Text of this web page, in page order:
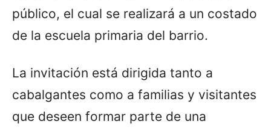
público, el cual se realizará a un costado
de la escuela primaria del barrio.
La invitación está dirigida tanto a
cabalgantes como a familias y visitantes
que deseen formar parte de una